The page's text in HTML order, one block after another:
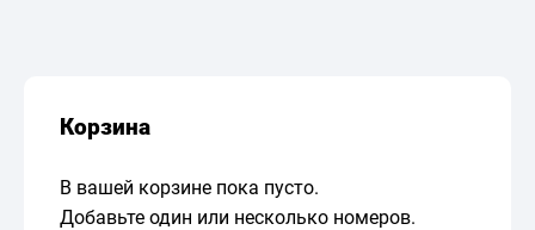
Корзина
В вашей корзине пока пусто.
Добавьте один или несколько номеров.